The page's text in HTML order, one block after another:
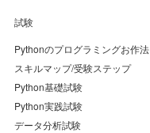
試験
Pythonのプログラミングお作法
スキルマップ/受験ステップ
Python基礎試験
Python実践試験
データ分析試験